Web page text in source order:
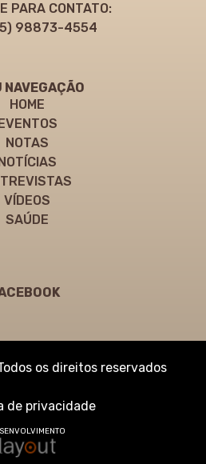
PARA CONTATO:
98873-4554
NAVEGAÇÃO
HOME
NOTAS
VÍDEOS
SAÚDE
os direitos reservados
de privacidade